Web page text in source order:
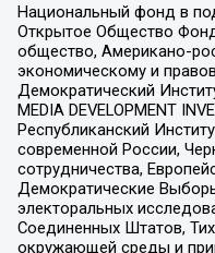
Национальный фонд в
Открытое Общество
общество, Американо-
экономическому и
Демократический
MEDIA DEVELOPMENT
Республиканский
современной России,
сотрудничества,
Демократические
электоральных
Соединенных Штатов,
окружающей среды и